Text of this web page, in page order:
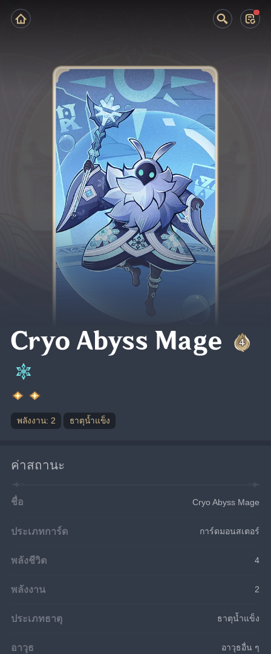
Cryo Abyss Mage
พลังงาน: 2 ธาตุน้ำแข็ง
ค่าสถานะ
ชื่อ Cryo Abyss Mage
ประเภทการ์ด การ์ดมอนสเตอร์
พลังชีวิต 4
พลังงาน 2
ประเภทธาตุ ธาตุน้ำแข็ง
อาวุธ อาวุธอื่น ๆ